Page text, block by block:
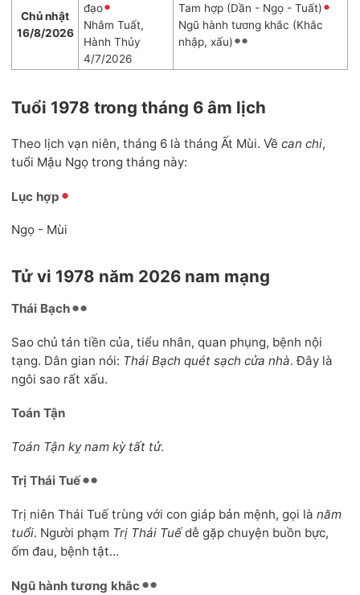
Chủ nhật
16/8/2026
đạo
Nhâm Tuất,
Hành Thủy
4/7/2026
Tam hợp (Dần - Ngọ - Tuất)
Ngũ hành tương khắc (Khắc
nhập, xấu)
Tuổi 1978 trong tháng 6 âm lịch
Theo lịch vạn niên, tháng 6 là tháng Ất Mùi. Vềcan chi,
tuổi Mậu Ngọ trong tháng này:
Lục hợp
Ngọ - Mùi
Tử vi 1978 năm 2026 nam mạng
Thái Bạch
Sao chủ tán tiền của, tiểu nhân, quan phụng, bệnh nội
tạng. Dân gian nói: Thái Bạch quét sạch cửa nhà. Đây là
ngôi sao rất xấu.
Toán Tận
Toán Tận kỵ nam kỳ tất tử.
Trị Thái Tuế
Trị niên Thái Tuế trùng với con giáp bản mệnh, gọi lànăm
tuổi. Người phạm Trị Thái Tuếdễ gặp chuyện buồn bực,
ốm đau, bệnh tật...
Ngũ hành tương khắc